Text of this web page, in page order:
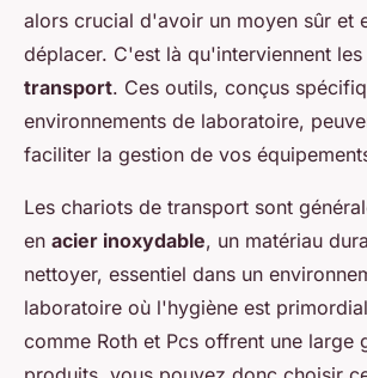
alors crucial d'avoir un moyen sûr et
déplacer. C'est là qu'interviennent les
transport. Ces outils, conçus
environnements de laboratoire,
faciliter la gestion de vos
Les chariots de transport sont
en acier inoxydable, un matériau
nettoyer, essentiel dans un
laboratoire où l'hygiène est
comme Roth et Pcs offrent une large